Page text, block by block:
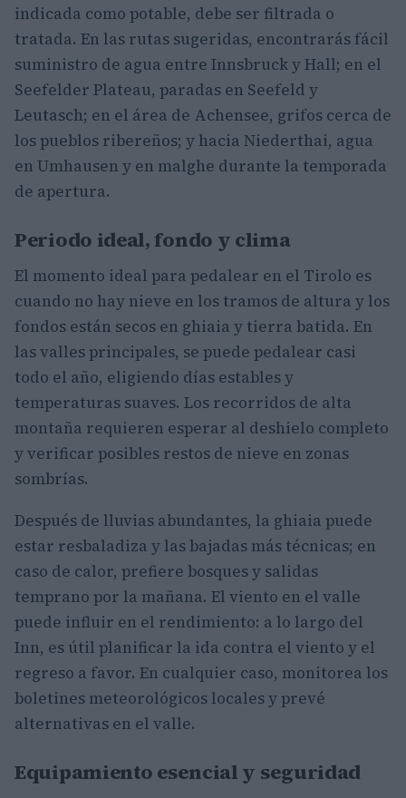
indicada como potable, debe ser filtrada o
tratada. En las rutas sugeridas, encontrarás fácil
suministro de agua entre Innsbruck y Hall; en el
Seefelder Plateau, paradas en Seefeld y
Leutasch; en el área de Achensee, grifos cerca de
los pueblos ribereños; y hacia Niederthai, agua
en Umhausen y en malghe durante la temporada
de apertura.
Periodo ideal, fondo y clima
El momento ideal para pedalear en el Tirolo es
cuando no hay nieve en los tramos de altura y los
fondos están secos en ghiaia y tierra batida. En
las valles principales, se puede pedalear casi
todo el año, eligiendo días estables y
temperaturas suaves. Los recorridos de alta
montaña requieren esperar al deshielo completo
y verificar posibles restos de nieve en zonas
sombrías.
Después de lluvias abundantes, la ghiaia puede
estar resbaladiza y las bajadas más técnicas; en
caso de calor, prefiere bosques y salidas
temprano por la mañana. El viento en el valle
puede influir en el rendimiento: a lo largo del
Inn, es útil planificar la ida contra el viento y el
regreso a favor. En cualquier caso, monitorea los
boletines meteorológicos locales y prevé
alternativas en el valle.
Equipamiento esencial y seguridad